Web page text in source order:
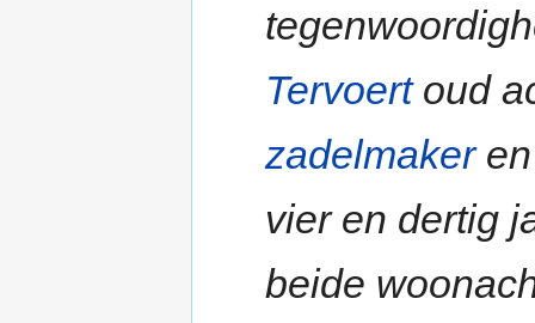
Tervoertoud
zadelmakeren
vier en dertig
beide